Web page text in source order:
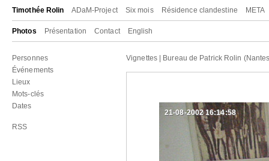
Timothée Rolin ADaM-Project Six mois Résidence clandestine META
Photos Présentation Contact English
Personnes
Événements
Lieux
Mots-clés
Dates
RSS
Vignettes| Bureau de Patrick Rolin
21-08-2002 16:14:58